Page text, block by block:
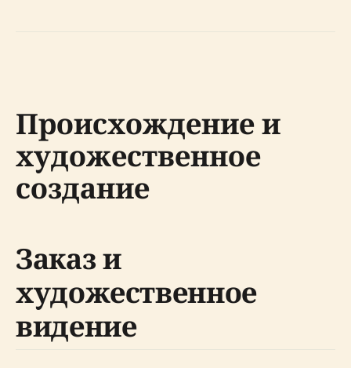
Происхождение и
художественное
создание
Заказ и
художественное
видение